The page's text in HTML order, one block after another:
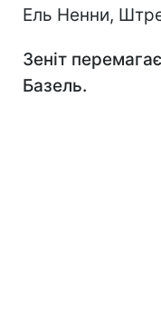
Ель Ненни,
Зеніт
Базель.